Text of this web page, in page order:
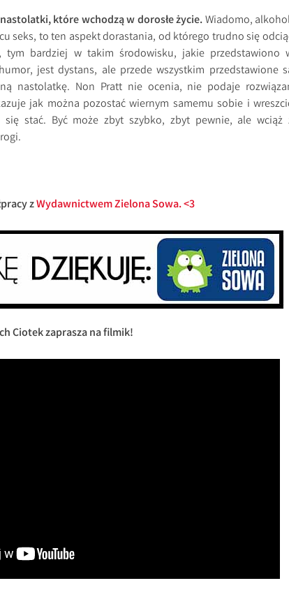
które wchodzą w dorosłe życie.Wiadomo,
seks, to ten aspekt dorastania, od którego trudno się
tym bardziej w takim środowisku, jakie przedstawiono
jest dystans, ale przede wszystkim przedstawione
nastolatkę. Non Pratt nie ocenia, nie podaje
jak można pozostać wiernym samemu sobie i
stać. Być może zbyt szybko, zbyt pewnie, ale wciąż
zWydawnictwem Zielona Sowa. <3
Ciotek zaprasza na filmik!